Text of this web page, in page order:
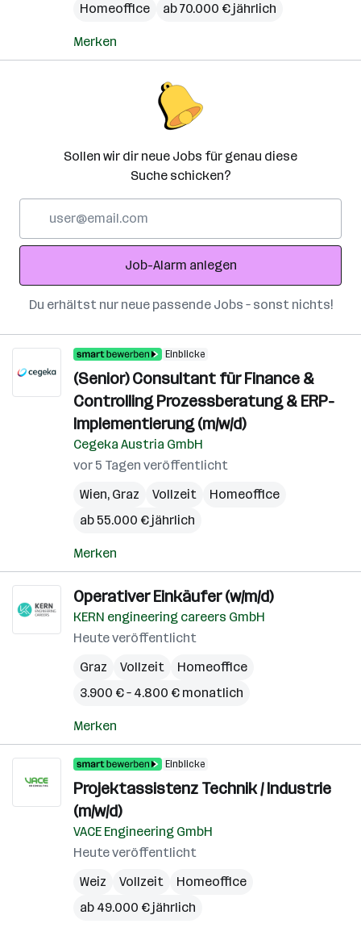
Homeoffice
ab 70.000 € jährlich
Merken
Sollen wir dir neue Jobs für genau diese
Suche schicken?
Adresse
Job-Alarm anlegen
Du erhältst nur neue passende Jobs – sonst nichts!
Einblicke
(Senior) Consultant für Finance &
Controlling Prozessberatung & ERP-
Implementierung (m/w/d)
Cegeka Austria GmbH
vor 5 Tagen veröffentlicht
Wien, Graz Vollzeit
Homeoffice
ab 55.000 € jährlich
Merken
Operativer Einkäufer (w/m/d)
KERN engineering careers GmbH
Heute veröffentlicht
Graz
Vollzeit
Homeoffice
3.900 € – 4.800 € monatlich
Merken
Einblicke
Projektassistenz Technik / Industrie
(m/w/d)
VACE Engineering GmbH
Heute veröffentlicht
Weiz
Vollzeit
Homeoffice
ab 49.000 € jährlich